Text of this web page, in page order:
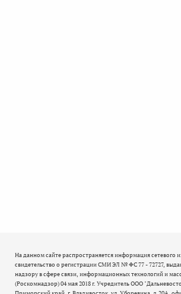
На данном сайте распространяется информация сетевого
свидетельство о регистрации СМИ ЭЛ № ФС 77 - 72727,
надзору в сфере связи, информационных технологий и
(Роскомнадзор) 04 мая 2018 г. Учредитель ООО